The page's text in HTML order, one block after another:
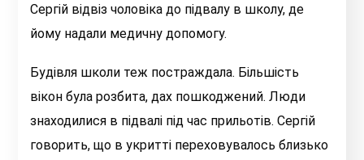
Сергій відвіз чоловіка до підвалу в школу, де
йому надали медичну допомогу.
Будівля школи теж постраждала. Більшість
вікон була розбита, дах пошкоджений. Люди
знаходилися в підвалі під час прильотів. Сергій
говорить, що в укритті переховувалось близько